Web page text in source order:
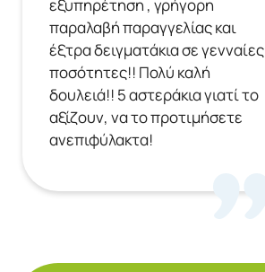
εξυπηρέτηση , γρήγορη
παραλαβή παραγγελίας και
έξτρα δειγματάκια σε γενναίες
ποσότητες!! Πολύ καλή
δουλειά!! 5 αστεράκια γιατί το
αξίζουν, να το προτιμήσετε
ανεπιφύλακτα!